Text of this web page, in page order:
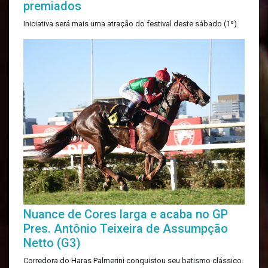
premiados
Iniciativa será mais uma atração do festival deste sábado (1º).
Nuance de Cores larga e acaba no GP
Pres. Antônio Teixeira de Assumpção
Netto (G3)
Corredora do Haras Palmerini conquistou seu batismo clássico.